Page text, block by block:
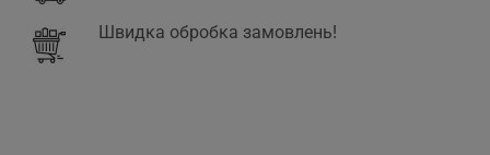
Швидка обробка замовлень!